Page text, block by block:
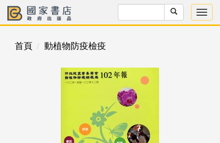
首頁 動植物防疫檢疫